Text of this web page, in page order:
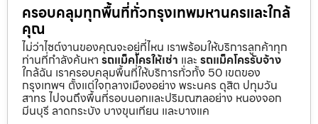
ครอบคลุมทุกพื้นที่ทั่วกรุงเทพมหานครและใกล้
คุณ
ไม่ว่าไซต์งานของคุณจะอยู่ที่ไหน เราพร้อมให้บริการลูกค้าทุก
ท่านที่กำลังค้นหา รถแม็คโครให้เช่า และ รถแม็คโครรับจ้าง
ใกล้ฉัน เราครอบคลุมพื้นที่ให้บริการทั่วทั้ง 50 เขตของ
กรุงเทพฯ ตั้งแต่ใจกลางเมืองอย่าง พระนคร ดุสิต ปทุมวัน
สาทร ไปจนถึงพื้นที่รอบนอกและปริมณฑลอย่าง หนองจอก
มีนบุรี ลาดกระบัง บางขุนเทียน และบางแค